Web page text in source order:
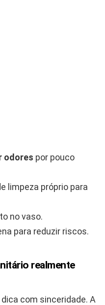
odores por pouco
limpeza próprio para
no vaso.
para reduzir riscos.
realmente
com sinceridade. A